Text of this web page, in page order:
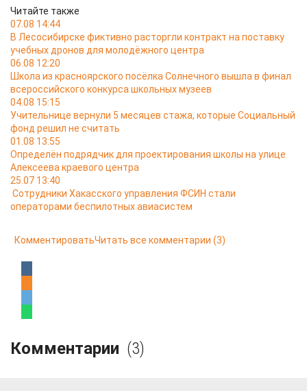
Читайте также
07.08 14:44
В Лесосибирске фиктивно расторгли контракт на поставку
учебных дронов для молодёжного центра
06.08 12:20
Школа из красноярского посёлка Солнечного вышла в финал
всероссийского конкурса школьных музеев
04.08 15:15
Учительнице вернули 5 месяцев стажа, которые Социальный
фонд решил не считать
01.08 13:55
Определён подрядчик для проектирования школы на улице
Алексеева краевого центра
25.07 13:40
Сотрудники Хакасского управления ФСИН стали
операторами беспилотных авиасистем
КомментироватьЧитать все комментарии (3)
Комментарии (3)